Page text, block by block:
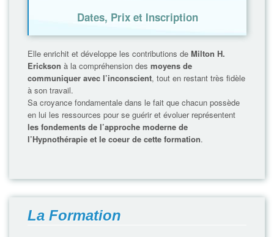
Dates, Prix et Inscription
Elle enrichit et développe les contributions de Milton H.
Erickson à la compréhension des moyens de
communiquer avec l’inconscient, tout en restant très fidèle
à son travail.
Sa croyance fondamentale dans le fait que chacun possède
en lui les ressources pour se guérir et évoluer représentent
les fondements de l’approche moderne de
l’Hypnothérapie et le coeur de cette formation.
La Formation